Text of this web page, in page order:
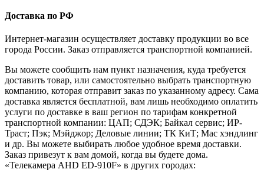
Доставка по РФ
Интернет-магазин осуществляет доставку продукции во все
города России. Заказ отправляется транспортной компанией.
Вы можете сообщить нам пункт назначения, куда требуется
доставить товар, или самостоятельно выбрать транспортную
компанию, которая отправит заказ по указанному адресу. Сама
доставка является бесплатной, вам лишь необходимо оплатить
услуги по доставке в ваш регион по тарифам конкретной
транспортной компании: ЦАП; СДЭК; Байкал сервис; ИР-
Траст; Пэк; Мэйджор; Деловые линии; ТК КиТ; Мас хэндлинг
и др. Вы можете выбирать любое удобное время доставки.
Заказ привезут к вам домой, когда вы будете дома.
«Телекамера AHD ED-910F» в других городах: